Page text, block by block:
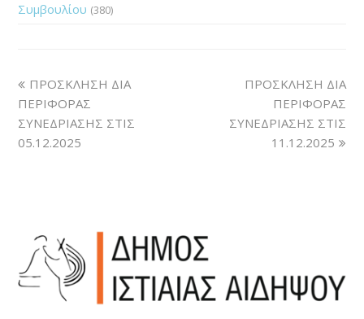
Συμβουλίου (380)
ΠΡΟΣΚΛΗΣΗ ΔΙΑ
ΠΕΡΙΦΟΡΑΣ
ΣΥΝΕΔΡΙΑΣΗΣ ΣΤΙΣ
05.12.2025
ΠΡΟΣΚΛΗΣΗ ΔΙΑ
ΠΕΡΙΦΟΡΑΣ
ΣΥΝΕΔΡΙΑΣΗΣ ΣΤΙΣ
11.12.2025